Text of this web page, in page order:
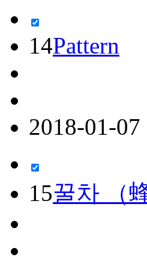
14Pattern
2018-01-07
15꿀차 （